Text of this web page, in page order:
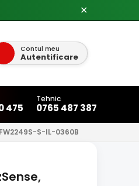
✕
Contul meu
Autentificare
475
Tehnic
0765 487 387
S-IL-0360B